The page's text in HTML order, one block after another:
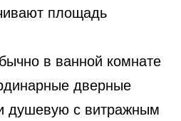
площадь
в ванной комнате
дверные
душевую с витражным